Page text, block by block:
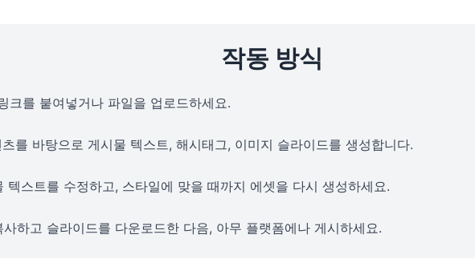
작동 방식
크를 붙여넣거나 파일을 업로드하세요.
를 바탕으로 게시물 텍스트, 해시태그, 이미지 슬라이드를 생성합니다.
텍스트를 수정하고, 스타일에 맞을 때까지 에셋을 다시 생성하세요.
하고 슬라이드를 다운로드한 다음, 아무 플랫폼에나 게시하세요.